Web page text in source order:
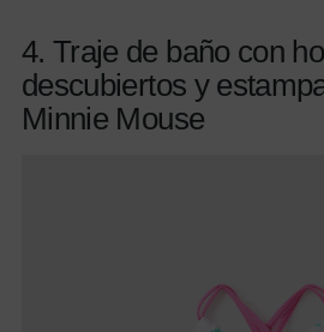
4. Traje de baño con
descubiertos y
Minnie Mouse